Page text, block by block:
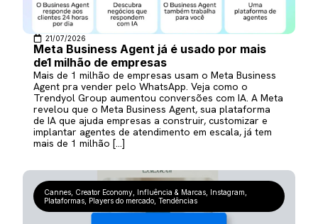
21/07/2026
Meta Business Agent já é usado por mais
de1 milhão de empresas
Mais de 1 milhão de empresas usam o Meta Business
Agent pra vender pelo WhatsApp. Veja como o
Trendyol Group aumentou conversões com IA. A Meta
revelou que o Meta Business Agent, sua plataforma
de IA que ajuda empresas a construir, customizar e
implantar agentes de atendimento em escala, já tem
mais de 1 milhão […]
Cannes Creator Economy Influência & Marcas Instagram
Plataformas Players do mercado ,Tendências